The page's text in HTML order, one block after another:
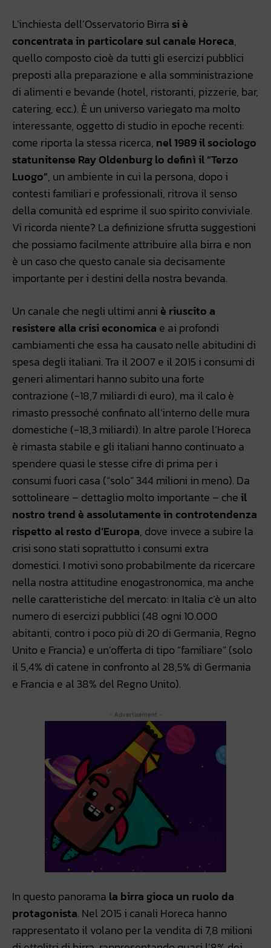
L’inchiesta dell’Osservatorio Birra si è
concentrata in particolare sul canale Horeca,
quello composto cioè da tutti gli esercizi pubblici
preposti alla preparazione e alla somministrazione
di alimenti e bevande (hotel, ristoranti, pizzerie, bar,
catering, ecc.). È un universo variegato ma molto
interessante, oggetto di studio in epoche recenti:
come riporta la stessa ricerca, nel 1989 il sociologo
statunitense Ray Oldenburg lo definì il “Terzo
Luogo”, un ambiente in cui la persona, dopo i
contesti familiari e professionali, ritrova il senso
della comunità ed esprime il suo spirito conviviale.
Vi ricorda niente? La definizione sfrutta suggestioni
che possiamo facilmente attribuire alla birra e non
è un caso che questo canale sia decisamente
importante per i destini della nostra bevanda.
Un canale che negli ultimi anniè riuscito a
resistere alla crisi economica e ai profondi
cambiamenti che essa ha causato nelle abitudini di
spesa degli italiani. Tra il 2007 e il 2015 i consumi di
generi alimentari hanno subito una forte
contrazione (-18,7 miliardi di euro), ma il calo è
rimasto pressoché confinato all’interno delle mura
domestiche (-18,3 miliardi). In altre parole l’Horeca
è rimasta stabile e gli italiani hanno continuato a
spendere quasi le stesse cifre di prima per i
consumi fuori casa (“solo” 344 milioni in meno). Da
sottolineare – dettaglio molto importante – cheil
nostro trend è assolutamente in controtendenza
rispetto al resto d’Europa, dove invece a subire la
crisi sono stati soprattutto i consumi extra
domestici. I motivi sono probabilmente da ricercare
nella nostra attitudine enogastronomica, ma anche
nelle caratteristiche del mercato: in Italia c’è un alto
numero di esercizi pubblici (48 ogni 10.000
abitanti, contro i poco più di 20 di Germania, Regno
Unito e Francia) e un’offerta di tipo “familiare” (solo
il 5,4% di catene in confronto al 28,5% di Germania
e Francia e al 38% del Regno Unito).
- Advertisement -
In questo panorama la birra gioca un ruolo da
protagonista. Nel 2015 i canali Horeca hanno
rappresentato il volano per la vendita di 7,8 milioni